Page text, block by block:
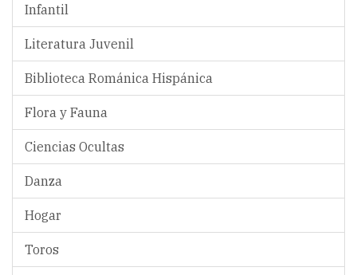
Infantil
Literatura Juvenil
Biblioteca Románica Hispánica
Flora y Fauna
Ciencias Ocultas
Danza
Hogar
Toros